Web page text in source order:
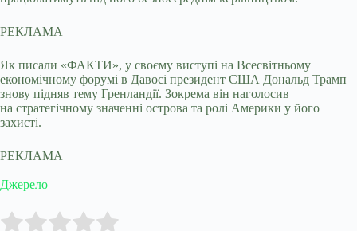
РЕКЛАМА
Як писали «ФАКТИ», у своєму виступі на Всесвітньому
економічному форумі в Давосі президент США Дональд Трамп
знову підняв тему Гренландії. Зокрема він наголосив
на стратегічному значенні острова та ролі Америки у його
захисті.
РЕКЛАМА
Джерело
Rate this item: